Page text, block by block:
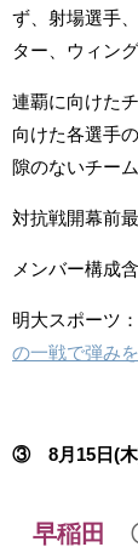
ず、射場選手
ター、ウィン
連覇に向けた
向けた各選手
隙のないチー
対抗戦開幕前
メンバー構成
明大スポーツ：
の一戦で弾み
③ 8月15日(木
早稲田